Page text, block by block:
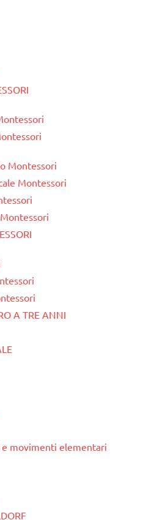
Montessori
Montessori
A TRE ANNI
movimenti elementari